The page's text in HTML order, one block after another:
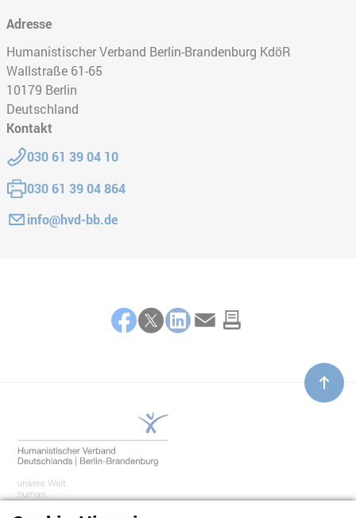
Adresse
Humanistischer Verband Berlin-Brandenburg KdöR
Wallstraße 61-65
10179 Berlin
Deutschland
Kontakt
Telefon:
030 61 39 04 10
Fax:030 61 39 04 864
E-Mail:info@hvd-bb.de